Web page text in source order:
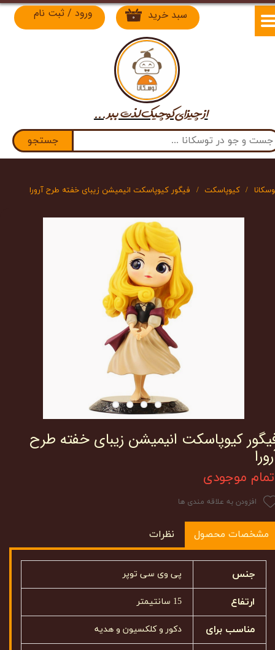
جستجو
۰ سبد خرید ورود / ثبت نام
حساب کاربری من
خروج از حساب کاربریاز چیزای کوچیک لذت​​​​​​​ ببر ...
کیوپاسکت فیگور کیوپاسکت انیمیشن زیبای خفته طرح آرورا
کیوپاسکت انیمیشن زیبای خفته طرح
موجودی
افزودن به علاقه مندی ها
مشخصات محصول نظرات
جنس پی وی سی توپر
ارتفاع 15 سانتیمتر
مناسب برای دکور و کلکسیون و هدیه